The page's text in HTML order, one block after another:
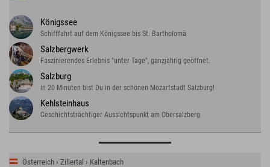
Königssee
Schifffahrt auf dem Königssee bis St. Bartholomä
Salzbergwerk
Faszinierendes Erlebnis "unter Tage", ganzjährig geöffnet.
Salzburg
in 20 Minuten bist Du in der schönen Mozartstadt Salzburg!
Kehlsteinhaus
Geschichtsträchtiger Aussichtspunkt am Obersalzberg
Österreich › Zillertal › Kaltenbach